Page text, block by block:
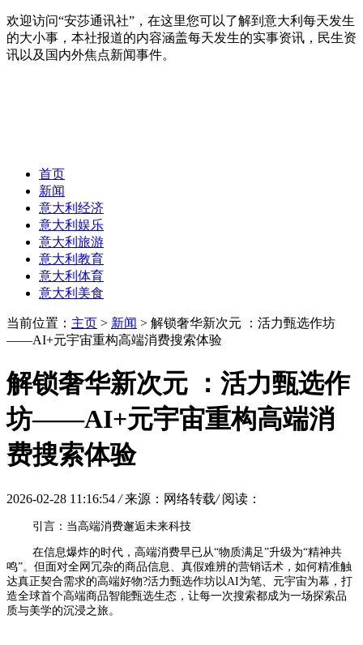
欢迎访问“安莎通讯社”，在这里您可以了解到意大利每天发生
的大小事，本社报道的内容涵盖每天发生的实事资讯，民生资
讯以及国内外焦点新闻事件。
首页
新闻
意大利经济
意大利娱乐
意大利旅游
意大利教育
意大利体育
意大利美食
当前位置： 主页 > 新闻 > 解锁奢华新次元 ：活力甄选作坊
——AI+元宇宙重构高端消费搜索体验
解锁奢华新次元 ：活力甄选作
坊——AI+元宇宙重构高端消
费搜索体验
2026-02-28 11:16:54 / 来源：网络转载/ 阅读：
引言：当高端消费邂逅未来科技
在信息爆炸的时代，高端消费早已从“物质满足”升级为“精神共
鸣”。但面对全网冗杂的商品信息、真假难辨的营销话术，如何精准触
达真正契合需求的高端好物?活力甄选作坊以AI为笔、元宇宙为幕，打
造全球首个高端商品智能甄选生态，让每一次搜索都成为一场探索品
质与美学的沉浸之旅。